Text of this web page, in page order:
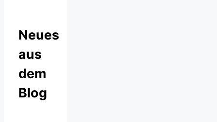
Neues
aus
dem
Blog